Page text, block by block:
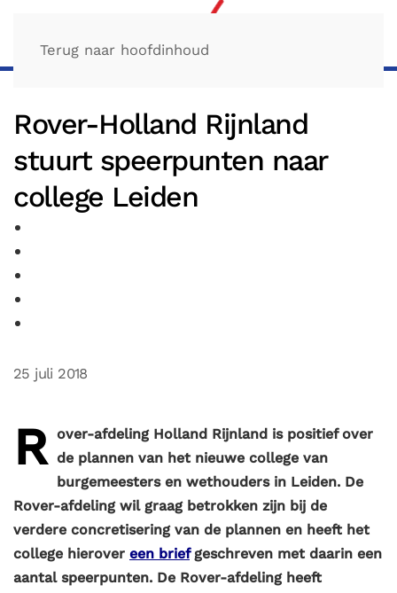
Terug naar hoofdinhoud
Rover-Holland Rijnland
stuurt speerpunten naar
college Leiden
25 juli 2018
R over-afdeling Holland Rijnland is positief over
de plannen van het nieuwe college van
burgemeesters en wethouders in Leiden. De
Rover-afdeling wil graag betrokken zijn bij de
verdere concretisering van de plannen en heeft het
college hierover een briefgeschreven met daarin een
aantal speerpunten. De Rover-afdeling heeft